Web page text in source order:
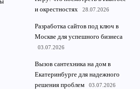
и окрестностях
28.07.2026
Разработка сайтов под ключ в
Москве для успешного бизнеса
03.07.2026
Вызов сантехника на дом в
Екатеринбурге для надежного
решения проблем
03.07.2026